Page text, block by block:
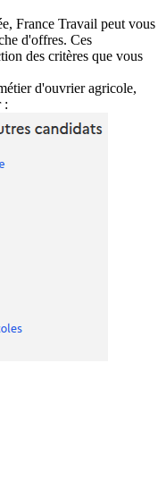
France Travail peut vous
d'offres. Ces
des critères que vous
d'ouvrier agricole,
: